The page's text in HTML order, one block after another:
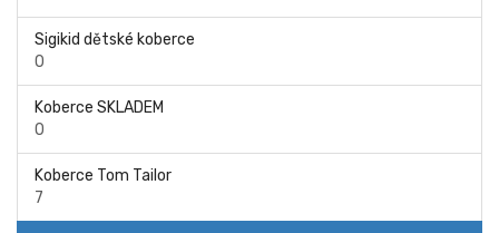
Sigikid dětské koberce
0
Koberce SKLADEM
0
Koberce Tom Tailor
7